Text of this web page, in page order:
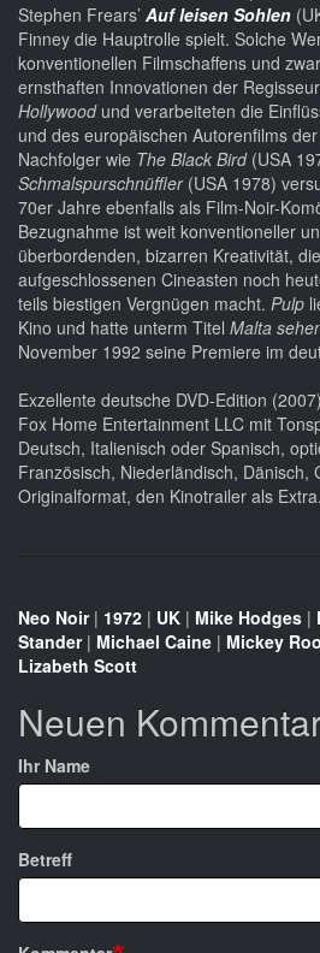
Stephen Frears’ Auf leisen Sohlen
Finney die Hauptrolle spielt. Solche
konventionellen Filmschaffens und
ernsthaften Innovationen der
Hollywood und verarbeiteten die
und des europäischen Autorenfilms
Nachfolger wie The Black Bird(USA
Schmalspurschnüffler(USA 1978)
70er Jahre ebenfalls als Film-Noir-
Bezugnahme ist weit konventioneller
überbordenden, bizarren Kreativität, die
aufgeschlossenen Cineasten noch
teils biestigen Vergnügen macht. Pulp
Kino und hatte unterm Titel Malta
November 1992 seine Premiere im
Exzellente deutsche DVD-Edition
Fox Home Entertainment LLC mit
Deutsch, Italienisch oder Spanisch,
Französisch, Niederländisch, Dänisch,
Originalformat, den Kinotrailer als Extra.
Neo Noir| 1972 | UK | Mike Hodges |
Stander| Michael Caine | Mickey
Lizabeth Scott
Neuen
Ihr Name
Betreff